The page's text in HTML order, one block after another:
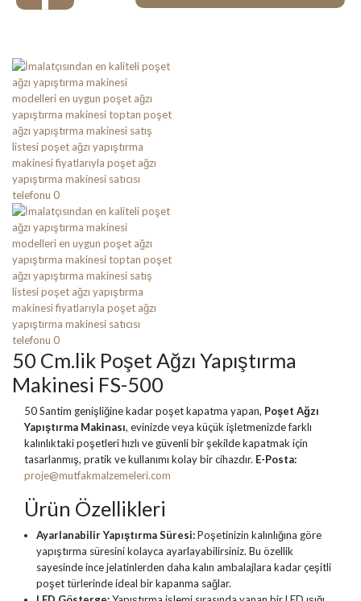
50 Cm.lik Poşet Ağzı Yapıştırma
Makinesi FS-500
50 Santim genişliğine kadar poşet kapatma yapan, Poşet Ağzı
Yapıştırma Makinası, evinizde veya küçük işletmenizde farklı
kalınlıktaki poşetleri hızlı ve güvenli bir şekilde kapatmak için
tasarlanmış, pratik ve kullanımı kolay bir cihazdır. E-Posta:
proje@mutfakmalzemeleri.com
Ürün Özellikleri
Ayarlanabilir Yapıştırma Süresi:Poşetinizin kalınlığına göre
yapıştırma süresini kolayca ayarlayabilirsiniz. Bu özellik
sayesinde ince jelatinlerden daha kalın ambalajlara kadar çeşitli
poşet türlerinde ideal bir kapanma sağlar.